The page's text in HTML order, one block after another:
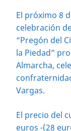
El próximo 8
celebración
“Pregón del
la Piedad”
Almarcha,
Vargas.
El precio del
euros -(28